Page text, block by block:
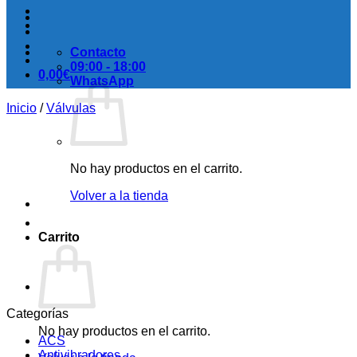
0,00€
No hay productos en el carrito.
Volver a la tienda
Carrito
No hay productos en el carrito.
Contacto
09:00 - 18:00
WhatsApp
Inicio / Válvulas
Categorías
ACS